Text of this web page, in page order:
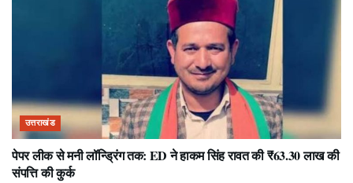
उत्तराखंड
पेपर लीक से मनी लॉन्ड्रिंग तक: ED ने हाकम सिंह रावत की ₹63.30 लाख की
संपत्ति की कुर्क